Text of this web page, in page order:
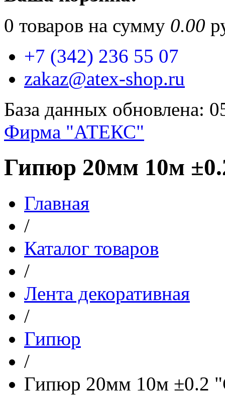
0 товаров на сумму 0.00
+7 (342) 236 55 07
zakaz@atex-shop.ru
База данных обновлена:
Фирма "АТЕКС"
Гипюр 20мм 10м
Главная
/
Каталог товаров
/
Лента декоративная
/
Гипюр
/
Гипюр 20мм 10м ±0.2